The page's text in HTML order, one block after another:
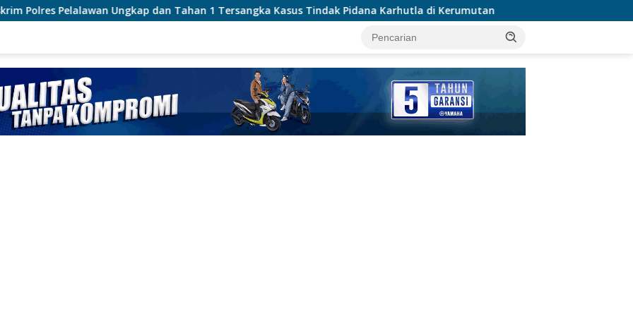
dan Tahan 1 Tersangka Kasus Tindak Pidana Karhutla di Kerumutan Polsek Karawaci Tangkap Pelaku